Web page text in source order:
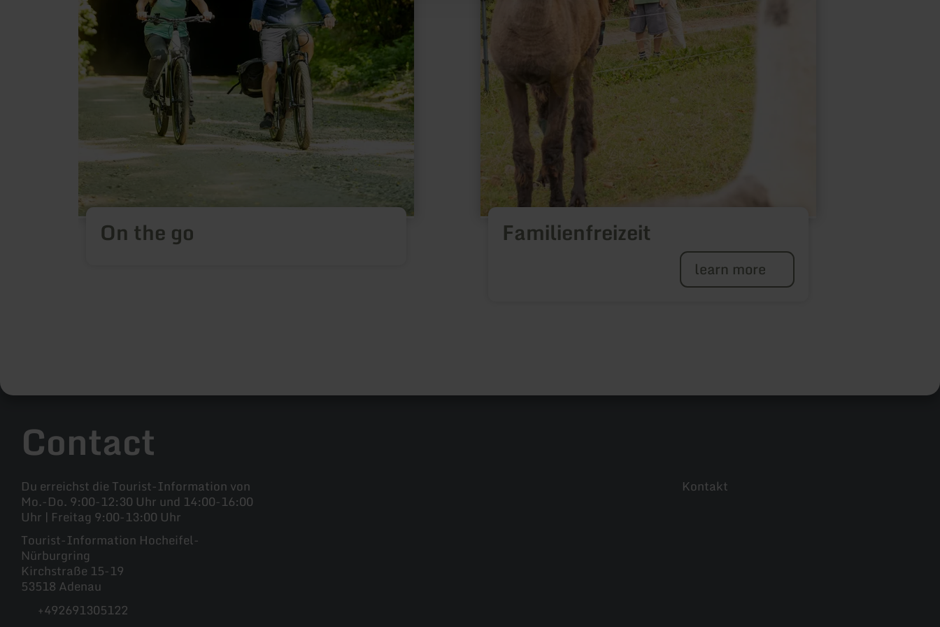
On the go Familienfreizeit
learn more
Contact
Du erreichst die Tourist-Information von
Mo.-Do. 9:00-12:30 Uhr und 14:00-16:00
Uhr | Freitag 9:00-13:00 Uhr
Tourist-Information Hocheifel-
Nürburgring
Kirchstraße 15-19
53518 Adenau
+492691305122
Kontakt